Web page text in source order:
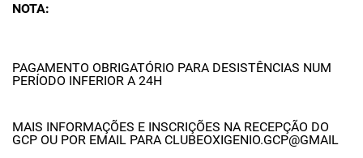
NOTA:
PAGAMENTO OBRIGATÓRIO PARA DESISTÊNCIAS NUM
PERÍODO INFERIOR A 24H
MAIS INFORMAÇÕES E INSCRIÇÕES NA RECEPÇÃO DO
GCP OU POR EMAIL PARA CLUBEOXIGENIO.GCP@GMAIL